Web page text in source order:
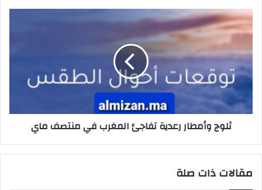
ثلوج وأمطار رعدية تفاجئ المغرب في منتصف ماي
مقالات ذات صلة